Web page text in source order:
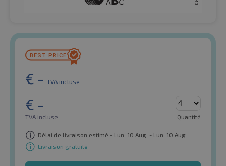
€ - TVA incluse
€ -
TVA incluse Quantité
Délai de livraison estimé - Lun. 10 Aug. - Lun. 10 Aug.
Livraison gratuite